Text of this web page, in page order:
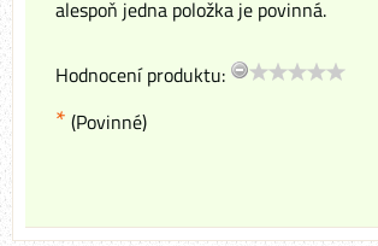
alespoň jedna položka je povinná.
Hodnocení produktu:
* (Povinné)